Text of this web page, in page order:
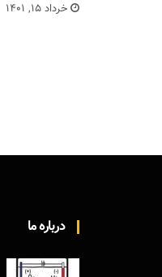
خرداد 15, 1401
درباره ما